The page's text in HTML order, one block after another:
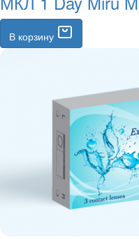
В корзину